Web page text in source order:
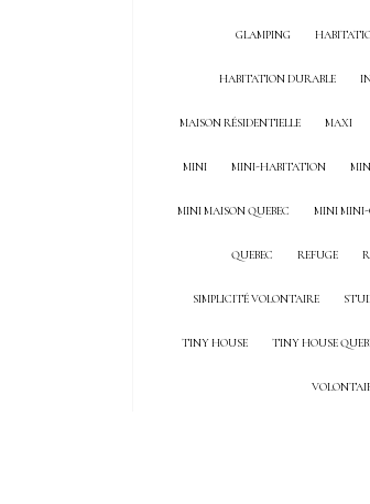
GLAMPING
HABITATION DURABLE
MAISON RÉSIDENTIELLE MAXI
MINI MINI-HABITATION
MINI MAISON QUEBEC MINI
QUEBEC REFUGE
SIMPLICITÉ VOLONTAIRE
TINY HOUSE TINY HOUSE